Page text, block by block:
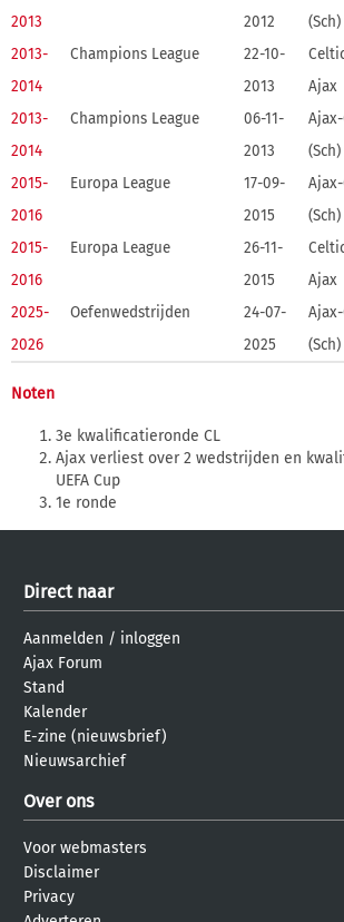
2013
2012
(Sch)
2013-
2014
Champions League
22-10-
2013
Ajax
2013-
2014
Champions League
06-11-
2013
(Sch)
2015-
2016
Europa League
17-09-
2015
(Sch)
2015-
2016
Europa League
26-11-
2015
Ajax
2025-
2026
Oefenwedstrijden
24-07-
2025
(Sch)
Noten
3e kwalificatieronde CL
Ajax verliest over 2 wedstrijden en
UEFA Cup
1e ronde
Direct naar
Aanmelden / inloggen
Ajax Forum
Stand
Kalender
E-zine (nieuwsbrief)
Nieuwsarchief
Over ons
Voor webmasters
Disclaimer
Privacy